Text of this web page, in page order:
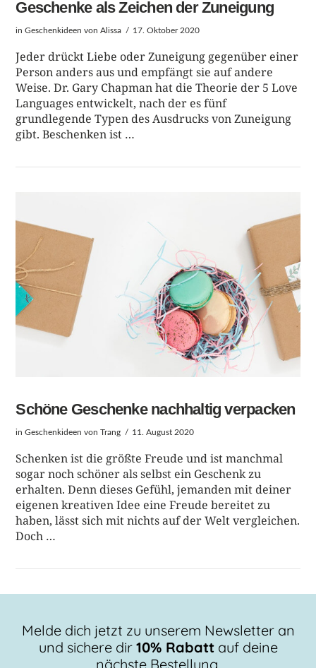
BEITRAG LESEN
Geschenke als Zeichen der Zuneigung
inGeschenkideen von Alissa 17. Oktober 2020
Jeder drückt Liebe oder Zuneigung gegenüber einer
Person anders aus und empfängt sie auf andere
Weise. Dr. Gary Chapman hat die Theorie der 5 Love
Languages entwickelt, nach der es fünf
grundlegende Typen des Ausdrucks von Zuneigung
gibt. Beschenken ist …
BEITRAG LESEN
Schöne Geschenke nachhaltig verpacken
inGeschenkideen von Trang 11. August 2020
Schenken ist die größte Freude und ist manchmal
sogar noch schöner als selbst ein Geschenk zu
erhalten. Denn dieses Gefühl, jemanden mit deiner
eigenen kreativen Idee eine Freude bereitet zu
haben, lässt sich mit nichts auf der Welt vergleichen.
Doch …
Melde dich jetzt zu unserem Newsletter an
und sichere dir 10% Rabattauf deine
nächste Bestellung.